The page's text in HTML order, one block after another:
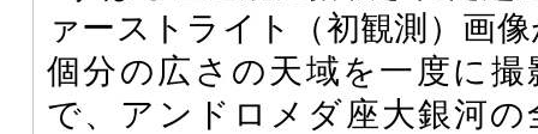
ァーストライト（初観測）画
個分の広さの天域を一度に
で、アンドロメダ座大銀河